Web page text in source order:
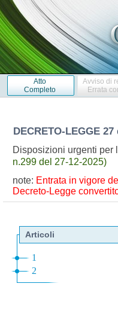
Atto
Completo
Avviso di
Errata
DECRETO-LEGGE 27
Disposizioni urgenti per
n.299 del 27-12-2025)
note: Entrata in vigore
Decreto-Legge